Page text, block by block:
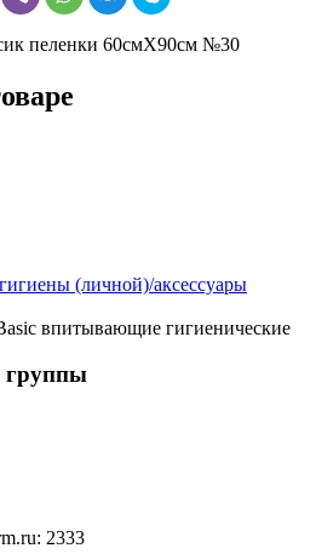
(личной)/аксессуары
впитывающие гигиенические
группы
2333